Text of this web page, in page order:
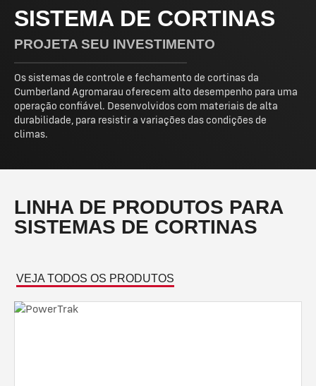
SISTEMA DE CORTINAS
PROJETA SEU INVESTIMENTO
Os sistemas de controle e fechamento de cortinas da
Cumberland Agromarau oferecem alto desempenho para uma
operação confiável. Desenvolvidos com materiais de alta
durabilidade, para resistir a variações das condições de
climas.
LINHA DE PRODUTOS PARA
SISTEMAS DE CORTINAS
VEJA TODOS OS PRODUTOS